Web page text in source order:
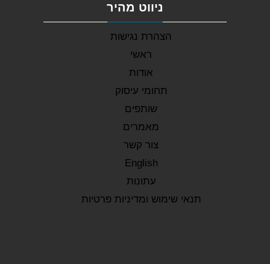
ניווט מהיר
הצהרת נגישות
ראשי
אודות
תחומי עיסוק
שותפים
מאמרים
צור קשר
English
עתונות
תנאי שימוש ומדיניות פרטיות